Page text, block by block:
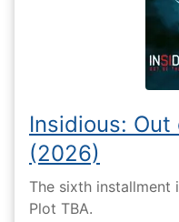
Insidious:
(2026)
The sixth installment
Plot TBA.